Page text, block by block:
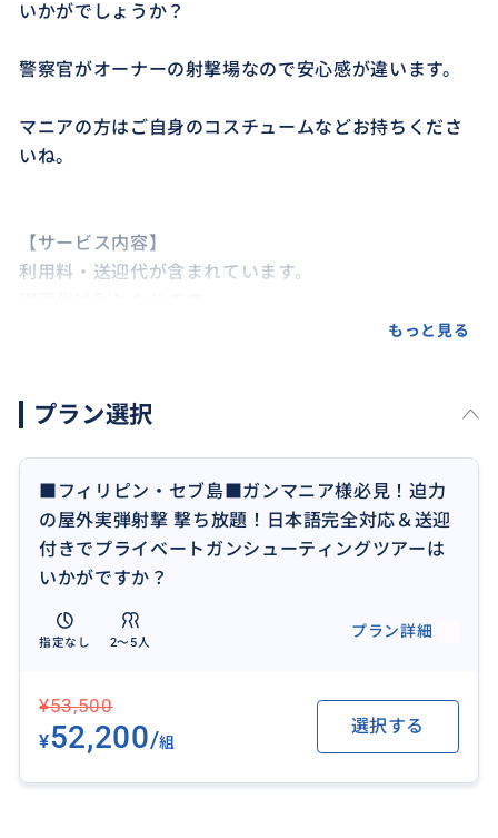
いかがでしょうか？
警察官がオーナーの射撃場なので安心感が違います。
マニアの方はご自身のコスチュームなどお持ちくださ
いね。
【サービス内容】
利用料・送迎代が含まれています。
※スタート時間は事前に相談しながら決めていきま
【当日の流れ】
当日スタート時間に合わせてお迎えに上がります。
実弾のみ撃った分だけ当日のお支払いとなります。
（参考）実弾料金
50発で5000ペソ目安となっております。
詳しくお知りになりたい場合は、お気軽にお問い合わ
もっと見る
プラン選択
■フィリピン・セブ島■ガンマニア様必見！迫力
の屋外実弾射撃 撃ち放題！日本語完全対応＆送迎
付きでプライベートガンシューティングツアーは
いかがですか？
指定なし 2〜5人
プラン詳細
¥53,500
¥52,200/組
選択する